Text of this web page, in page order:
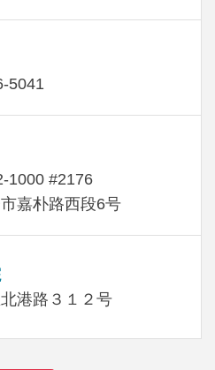
5041
1000 #2176
嘉朴路西段6号
港路３１２号